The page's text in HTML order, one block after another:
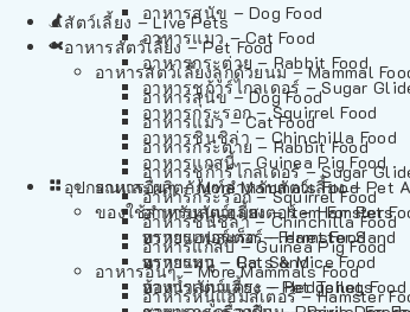
สัตว์เลี้ยง – Live Pets
อาหารสัตว์เลี้ยง – Pet Food
อาหารสัตว์เลี้ยงลูกด้วยนม – Mammal
อาหารสุนัข – Dog Food
อาหารแมว – Cat Food
อาหารกระต่าย – Rabbit Food
อาหารชูก้าร์ไกลเดอร์ – Sugar
อาหารกระรอก – Squirrel Food
อาหารชินชิล่า – Chinchilla Food
อาหารแกสบี้ – Guinea Pig Food
อาหารอื่นๆ – More Mammals Food
อาหารหนูแฮมสเตอร์ – Hamster
อาหารสุนัข – Dog Food
อาหารแมว – Cat Food
อาหารกระต่าย – Rabbit Food
อาหารชูก้าร์ไกลเดอร์ – Sugar
อาหารกระรอก – Squirrel Food
อาหารชินชิล่า – Chinchilla Food
อาหารแกสบี้ – Guinea Pig Food
อาหารอื่นๆ – More Mammals Food
อาหารหนูแฮมสเตอร์ – Hamster
อาหารเฟอร์เร็ต – Ferret Food
อาหารหนู – Rats & Mice Food
อาหารเม่นแคระ – Hedgehog Food
อุปกรณและผลิตภัณฑ์สำหรับสัตว์เลี้ยง – Pet
ของใช้สำหรับสัตว์เลี้ยง – Item For Pets
ทรายแฮมสเตอร์ – Hamster Sand
ทรายแมว – Cat Sand
ห้องน้ำสัตว์เลี้ยง – Pet Toilets